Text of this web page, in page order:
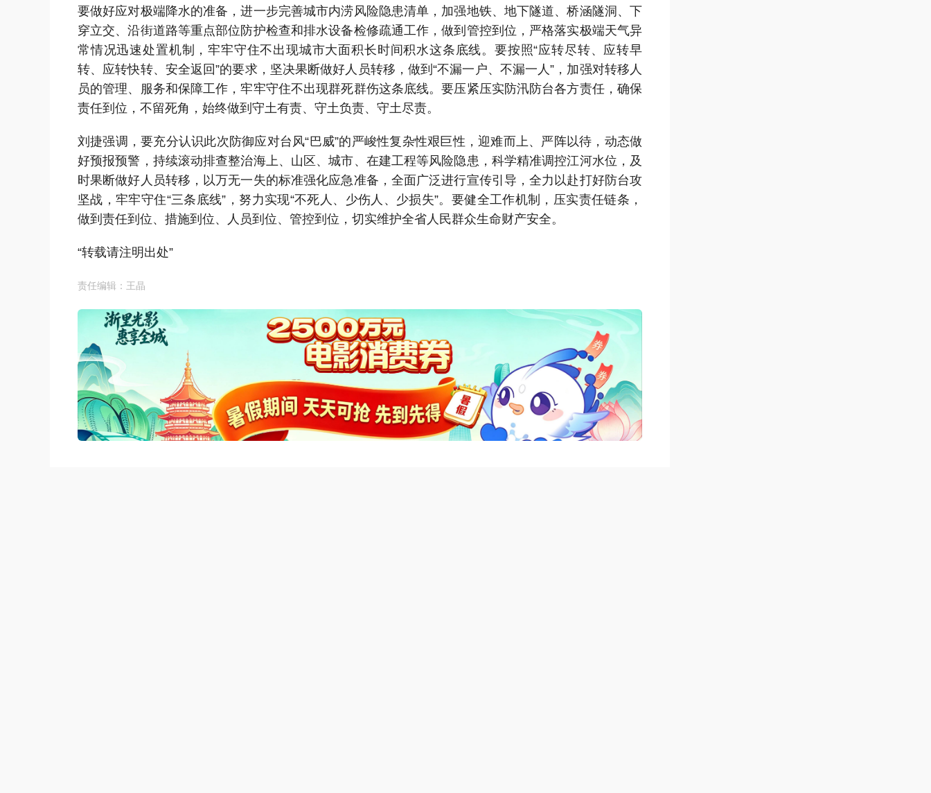
要做好应对极端降水的准备，进一步完善城市内涝风险隐患清单，加强地铁、地下隧道、桥涵隧洞、下
穿立交、沿街道路等重点部位防护检查和排水设备检修疏通工作，做到管控到位，严格落实极端天气异
常情况迅速处置机制，牢牢守住不出现城市大面积长时间积水这条底线。要按照“应转尽转、应转早
转、应转快转、安全返回”的要求，坚决果断做好人员转移，做到“不漏一户、不漏一人”，加强对转移人
员的管理、服务和保障工作，牢牢守住不出现群死群伤这条底线。要压紧压实防汛防台各方责任，确保
责任到位，不留死角，始终做到守土有责、守土负责、守土尽责。
刘捷强调，要充分认识此次防御应对台风“巴威”的严峻性复杂性艰巨性，迎难而上、严阵以待，动态做
好预报预警，持续滚动排查整治海上、山区、城市、在建工程等风险隐患，科学精准调控江河水位，及
时果断做好人员转移，以万无一失的标准强化应急准备，全面广泛进行宣传引导，全力以赴打好防台攻
坚战，牢牢守住“三条底线”，努力实现“不死人、少伤人、少损失”。要健全工作机制，压实责任链条，
做到责任到位、措施到位、人员到位、管控到位，切实维护全省人民群众生命财产安全。
“转载请注明出处”
责任编辑：王晶